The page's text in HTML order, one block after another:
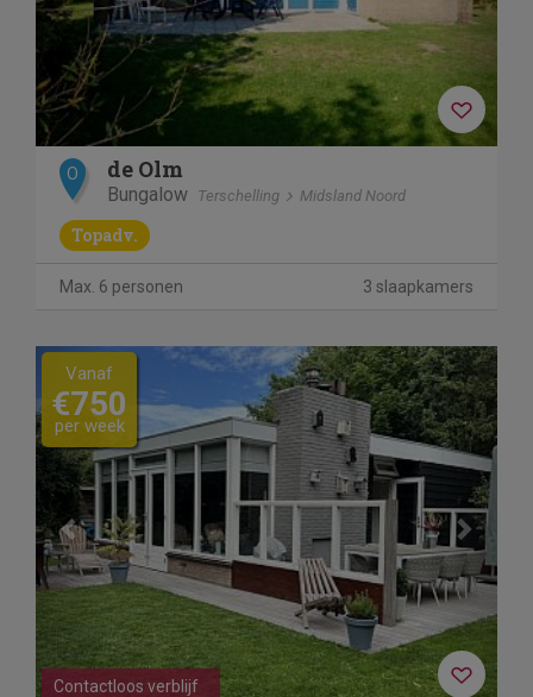
O de Olm
Bungalow Terschelling Midsland Noord
Topadv.
Max. 6 personen 3 slaapkamers
Previous Next
Contactloos verblijf
Vanaf
€750
per week